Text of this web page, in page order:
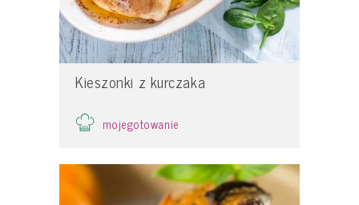
Kieszonki z kurczaka
mojegotowanie